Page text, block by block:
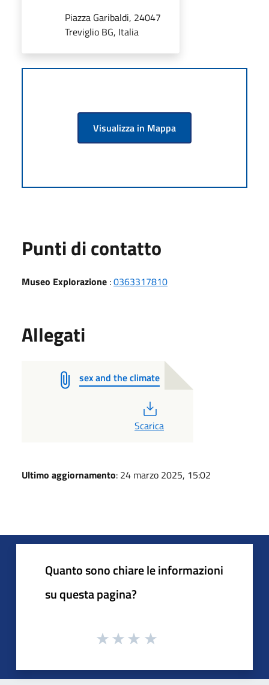
Piazza Garibaldi, 24047
Treviglio BG, Italia
Visualizza in Mappa
Punti di contatto
Museo Explorazione :0363317810
Allegati
sex and the climate
Scarica
Ultimo aggiornamento: 24 marzo 2025, 15:02
Quanto sono chiare le informazioni
su questa pagina?